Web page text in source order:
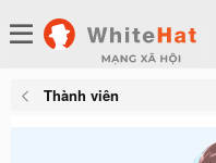
Thành viên